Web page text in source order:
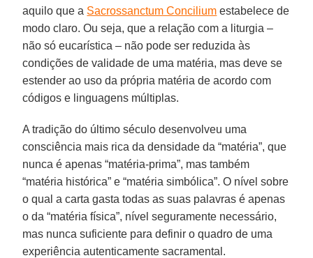
aquilo que a Sacrossanctum Concilium estabelece de
modo claro. Ou seja, que a relação com a liturgia –
não só eucarística – não pode ser reduzida às
condições de validade de uma matéria, mas deve se
estender ao uso da própria matéria de acordo com
códigos e linguagens múltiplas.
A tradição do último século desenvolveu uma
consciência mais rica da densidade da “matéria”, que
nunca é apenas “matéria-prima”, mas também
“matéria histórica” e “matéria simbólica”. O nível sobre
o qual a carta gasta todas as suas palavras é apenas
o da “matéria física”, nível seguramente necessário,
mas nunca suficiente para definir o quadro de uma
experiência autenticamente sacramental.